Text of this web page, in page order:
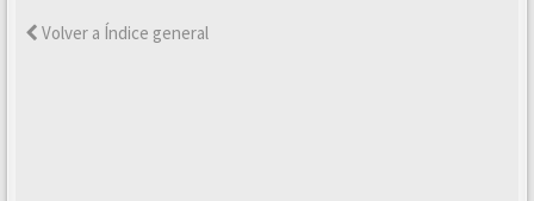
Volver a Índice general